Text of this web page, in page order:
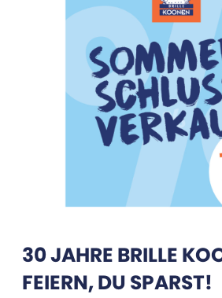
30 JAHRE BRILLE
FEIERN, DU SPARST!